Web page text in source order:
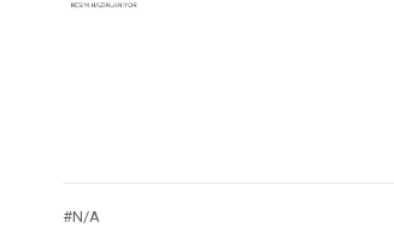
#N/A